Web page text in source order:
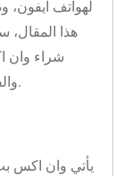
لهواتف آيفون،
هذا
شراء وان
والفوائد التي يقدمها، مما يجعله استثمارًا حكيمًا.
يأتي وان اكس